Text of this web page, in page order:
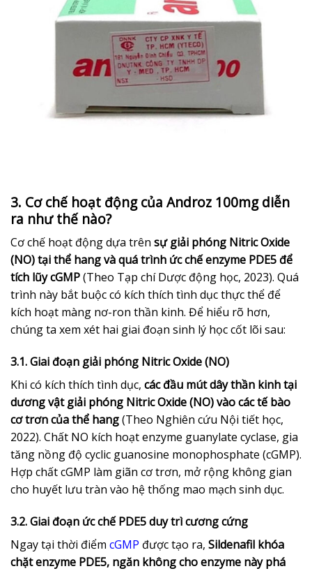
3. Cơ chế hoạt động của Androz 100mg diễn
ra như thế nào?
Cơ chế hoạt động dựa trên sự giải phóng Nitric Oxide
(NO) tại thể hang và quá trình ức chế enzyme PDE5 để
tích lũy cGMP(Theo Tạp chí Dược động học, 2023). Quá
trình này bắt buộc có kích thích tình dục thực thể để
kích hoạt màng nơ-ron thần kinh. Để hiểu rõ hơn,
chúng ta xem xét hai giai đoạn sinh lý học cốt lõi sau:
3.1. Giai đoạn giải phóng Nitric Oxide (NO)
Khi có kích thích tình dục, các đầu mút dây thần kinh tại
dương vật giải phóng Nitric Oxide (NO) vào các tế bào
cơ trơn của thể hang(Theo Nghiên cứu Nội tiết học,
2022). Chất NO kích hoạt enzyme guanylate cyclase, gia
tăng nồng độ cyclic guanosine monophosphate (cGMP).
Hợp chất cGMP làm giãn cơ trơn, mở rộng không gian
cho huyết lưu tràn vào hệ thống mao mạch sinh dục.
3.2. Giai đoạn ức chế PDE5 duy trì cương cứng
Ngay tại thời điểm cGMP được tạo ra, Sildenafil khóa
chặt enzyme PDE5, ngăn không cho enzyme này phá